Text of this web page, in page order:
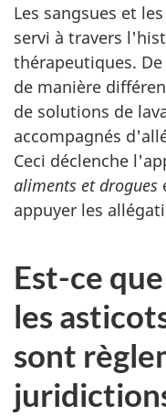
Les sangsues et
servi à travers
thérapeutiques.
de manière
de solutions de
accompagnés
Ceci déclenche
aliments et drogues
appuyer les
Est-ce
les
sont